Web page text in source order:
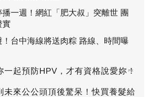
播一週！網紅「肥大叔」突離世 團
實
！台中海線將送肉粽 路線、時間曝
一起預防HPV，才有資格說愛妳！
PR
未來公公頭頂後驚呆！快買養髮給